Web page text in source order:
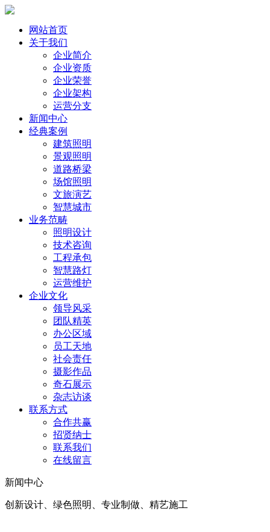
网站首页
关于我们
企业简介
企业资质
企业荣誉
企业架构
运营分支
新闻中心
经典案例
建筑照明
景观照明
道路桥梁
场馆照明
文旅演艺
智慧城市
业务范畴
照明设计
技术咨询
工程承包
智慧路灯
运营维护
企业文化
领导风采
团队精英
办公区域
员工天地
社会责任
摄影作品
奇石展示
杂志访谈
联系方式
合作共赢
招贤纳士
联系我们
在线留言
新闻中心
创新设计、绿色照明、专业制做、精艺施工